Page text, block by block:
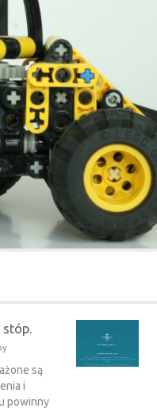
stóp.
są
i
powinny